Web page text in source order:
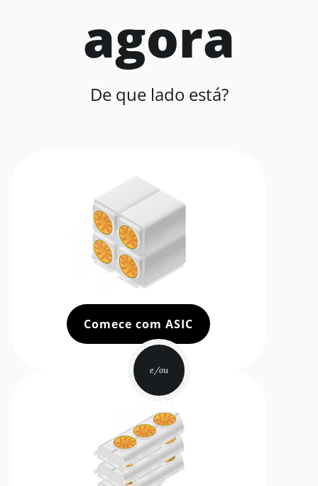
agora
De que lado está?
e/ou
Comece com ASIC